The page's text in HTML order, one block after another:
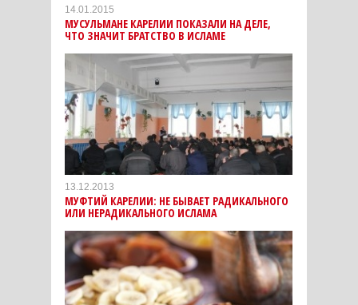
14.01.2015
МУСУЛЬМАНЕ КАРЕЛИИ ПОКАЗАЛИ НА ДЕЛЕ,
ЧТО ЗНАЧИТ БРАТСТВО В ИСЛАМЕ
13.12.2013
МУФТИЙ КАРЕЛИИ: НЕ БЫВАЕТ РАДИКАЛЬНОГО
ИЛИ НЕРАДИКАЛЬНОГО ИСЛАМА